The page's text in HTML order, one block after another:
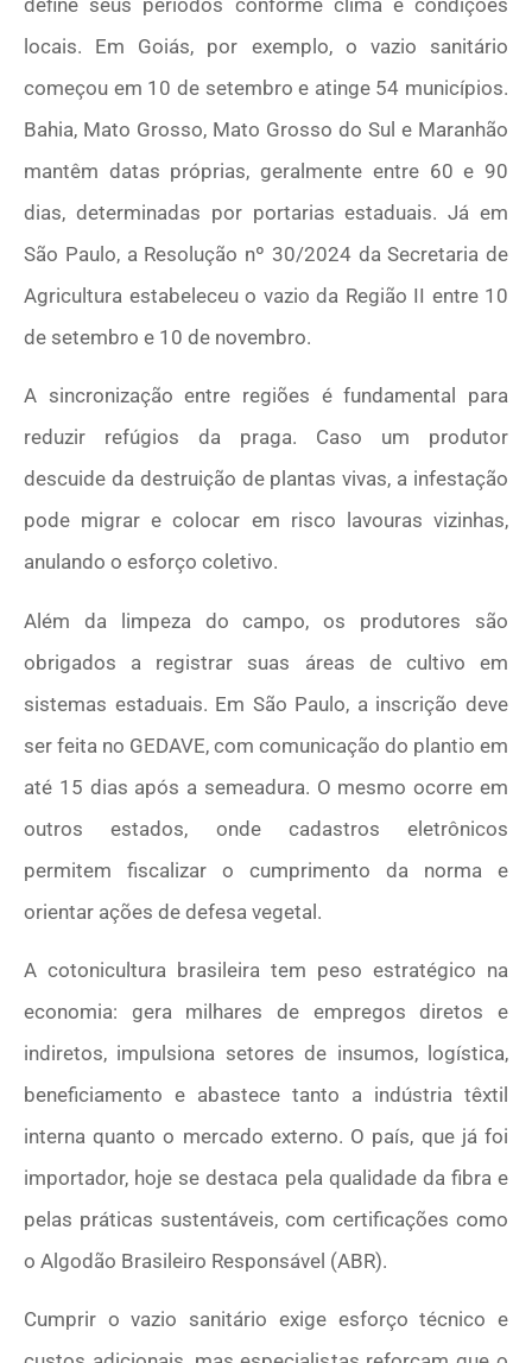
locais. Em Goiás, por exemplo, o vazio sanitário
começou em 10 de setembro e atinge 54 municípios.
Bahia, Mato Grosso, Mato Grosso do Sul e Maranhão
mantêm datas próprias, geralmente entre 60 e 90
dias, determinadas por portarias estaduais. Já em
São Paulo, a Resolução nº 30/2024 da Secretaria de
Agricultura estabeleceu o vazio da Região II entre 10
de setembro e 10 de novembro.
A sincronização entre regiões é fundamental para
reduzir refúgios da praga. Caso um produtor
descuide da destruição de plantas vivas, a infestação
pode migrar e colocar em risco lavouras vizinhas,
anulando o esforço coletivo.
Além da limpeza do campo, os produtores são
obrigados a registrar suas áreas de cultivo em
sistemas estaduais. Em São Paulo, a inscrição deve
ser feita no GEDAVE, com comunicação do plantio em
até 15 dias após a semeadura. O mesmo ocorre em
outros estados, onde cadastros eletrônicos
permitem fiscalizar o cumprimento da norma e
orientar ações de defesa vegetal.
A cotonicultura brasileira tem peso estratégico na
economia: gera milhares de empregos diretos e
indiretos, impulsiona setores de insumos, logística,
beneficiamento e abastece tanto a indústria têxtil
interna quanto o mercado externo. O país, que já foi
importador, hoje se destaca pela qualidade da fibra e
pelas práticas sustentáveis, com certificações como
o Algodão Brasileiro Responsável (ABR).
Cumprir o vazio sanitário exige esforço técnico e